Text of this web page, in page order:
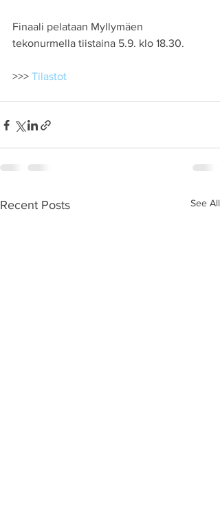
Finaali pelataan Myllymäen
tekonurmella tiistaina 5.9. klo 18.30.
>>> Tilastot
Recent Posts See All